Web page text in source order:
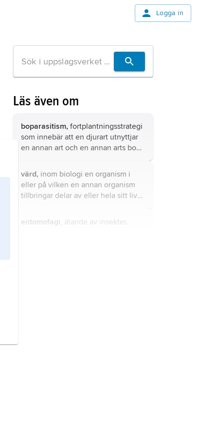
Logga in
Läs även om
boparasitism, fortplantningsstrategi
som innebär att en djurart utnyttjar
en annan art och en annan arts bo
avkomma.
värd, inom biologi en organism i
eller på vilken en annan organism
tillbringar delar av eller hela sitt liv
entomofagi , ätande av insekter.